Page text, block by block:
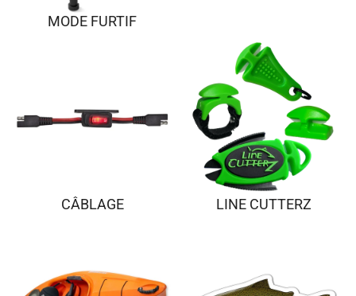
MODE FURTIF
CÂBLAGE LINE CUTTERZ